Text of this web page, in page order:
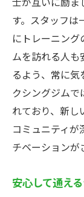
す。スタッフは
にトレーニン
ムを訪れる人も
るよう、常に気
クシングジム
れており、新し
コミュニティ
チベーションが
安心して通え